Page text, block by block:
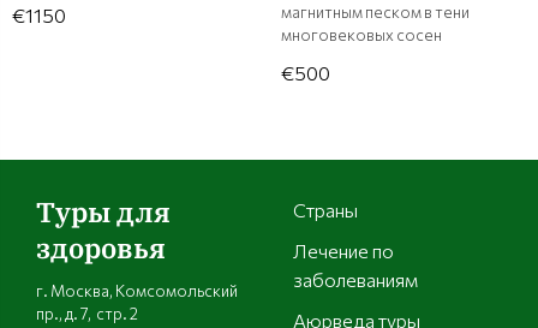
€1150
магнитным песком в тени
многовековых сосен
€500
Туры для
здоровья
г. Москва, Комсомольский
пр., д. 7, стр. 2
Страны
Лечение по
заболеваниям
Аюрведа туры